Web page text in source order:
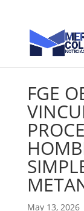
FGE
May 13, 2026